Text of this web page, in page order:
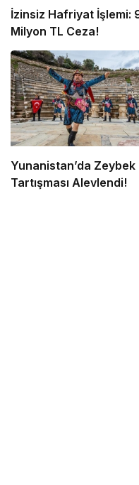
İzinsiz Hafriyat İşlemi:
Milyon TL Ceza!
Yunanistan’da Zeybek
Tartışması Alevlendi!